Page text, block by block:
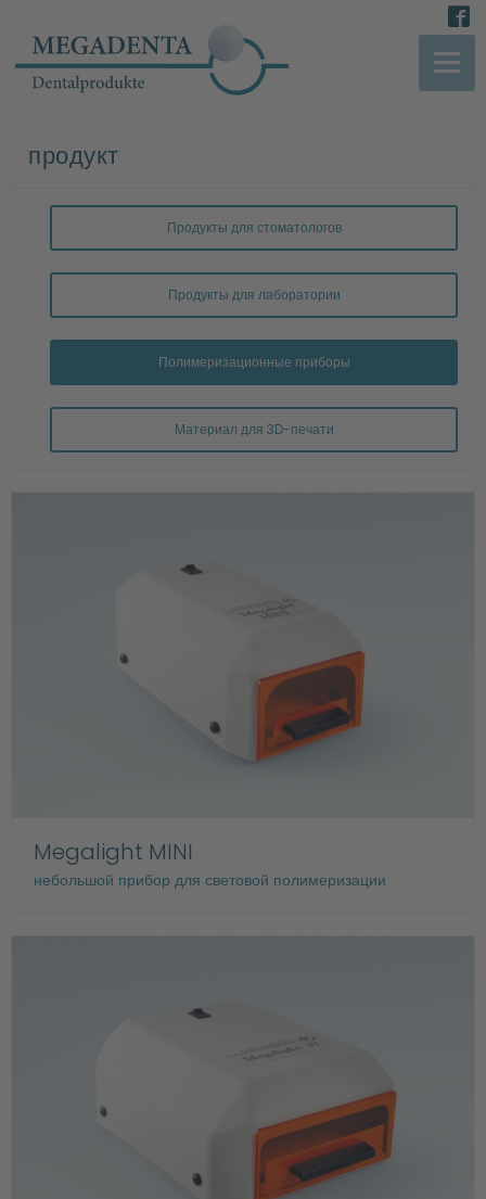
продукт
Продукты для стоматологов
Продукты для лаборатории
Полимеризационные приборы
Материал для 3D-печати
Megalight MINI
небольшой прибор для световой полимеризации